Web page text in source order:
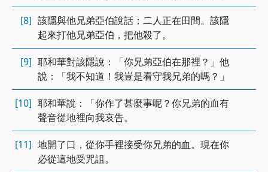
[8] 該隱與他兄弟亞伯說話；二人正在田間。該隱
起來打他兄弟亞伯，把他殺了。
[9] 耶和華對該隱說：「你兄弟亞伯在那裡？」他
說：「我不知道！我豈是看守我兄弟的嗎？」
[10] 耶和華說：「你作了甚麼事呢？你兄弟的血有
聲音從地裡向我哀告。
[11] 地開了口，從你手裡接受你兄弟的血。現在你
必從這地受咒詛。